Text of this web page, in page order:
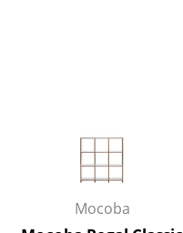
Bürodrehstühle
Konferenzstühle
Bürosessel
Mocoba